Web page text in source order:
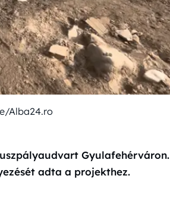
Alba24.ro
Gyulafehérváron.
adta a projekthez.